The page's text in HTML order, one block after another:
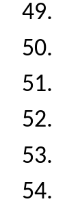
49.
50.
51.
52.
53.
54.